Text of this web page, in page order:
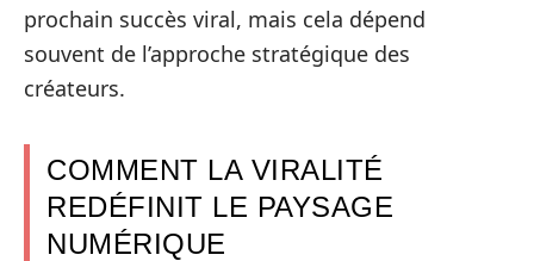
prochain succès viral, mais cela dépend
souvent de l’approche stratégique des
créateurs.
COMMENT LA VIRALITÉ
REDÉFINIT LE PAYSAGE
NUMÉRIQUE